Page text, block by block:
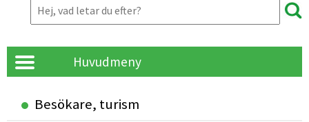
Huvudmeny
Besökare, turism